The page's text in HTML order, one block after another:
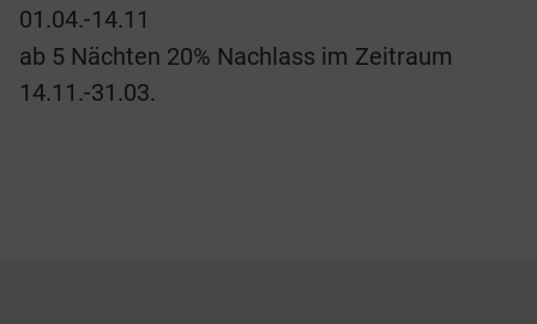
01.04.-14.11
ab 5 Nächten 20% Nachlass im Zeitraum
14.11.-31.03.